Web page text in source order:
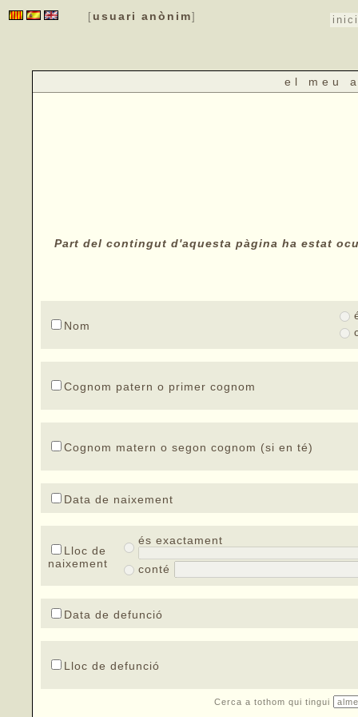
[ usuari anònim] inici
el meu
Part del contingut d'aquesta pàgina ha estat
Nom
Cognom patern o primer cognom
Cognom matern o segon cognom (si en té)
Data de naixement
Lloc de
naixement
és exactament
conté
Data de defunció
Lloc de defunció
Cerca a tothom qui tingui